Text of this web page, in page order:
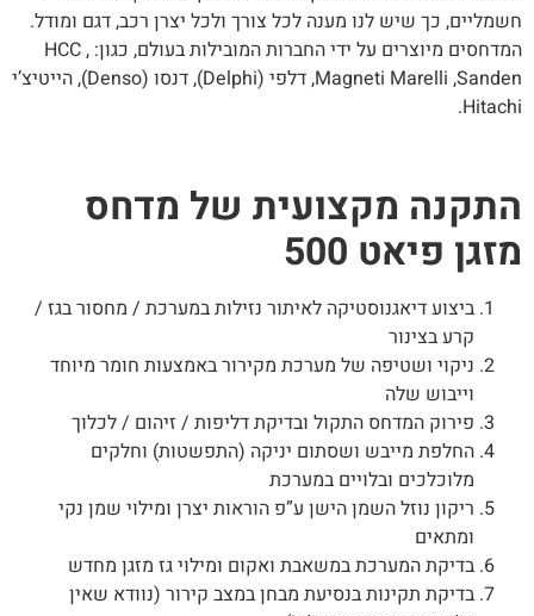
כך שיש לנו מענה לכל צורך ולכל יצרן רכב, דגם ומודל.
המדחסים מיוצרים על ידי החברות המובילות בעולם, כגון: HCC ,
Magneti Marelli ,Sanden, דלפי (Delphi), דנסו (Denso), הייטיצ’י
מקצועית של מדחס
פיאט 500
ביצוע דיאגנוסטיקה לאיתור נזילות במערכת / מחסור בגז /
קרע בצינור
ניקוי ושטיפה של מערכת מקירור באמצעות חומר מיוחד
וייבוש שלה
פירוק המדחס התקול ובדיקת דליפות / זיהום / לכלוך
החלפת מייבש ושסתום יניקה (התפשטות) וחלקים
מלוכלכים ובלויים במערכת
ריקון נוזל השמן הישן ע”פ הוראות יצרן ומילוי שמן נקי
ומתאים
בדיקת המערכת במשאבת ואקום ומילוי גז מזגן מחדש
בדיקת תקינות בנסיעת מבחן במצב קירור (נוודא שאין